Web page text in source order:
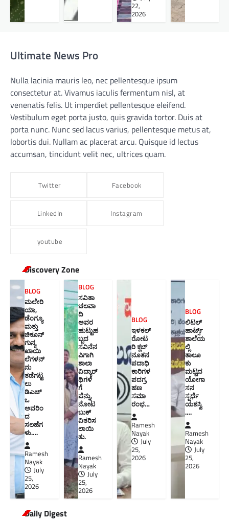
22,
2026
Ultimate News Pro
Nulla lacinia mauris leo, nec pellentesque ipsum
consectetur at. Vivamus iaculis fermentum nisl, at
venenatis felis. Ut imperdiet pellentesque eleifend.
Vestibulum eget porta justo, quis gravida tortor. Duis at
porta nunc. Nunc sed lacus varius, pellentesque metus at,
lobortis dui. Nullam ac placerat arcu. Quisque id lectus
accumsan, tincidunt velit nec, ultrices quam.
Twitter Facebook
LinkedIn Instagram
youtube
Discovery Zone
BLOG
ಮಲೇರಿ
ಯಾ,
ಡೆಂಗ್ಯೂ
ಮತ್ತು
ಚಿಕೂನ್
ಗುನ್ಯ
ಖಾಯಿ
ಲೆಗಳನ್
ನು
ತಡೆಗಟ್ಟ
ಲು
ಡಿಎಚ್‌
ಒ
ಅವರಿಂ
ದ
ಸಲಹೆಗ
ಳು….
Ramesh
Nayak
July
25,
2026
BLOG
ಸವಿತಾ
ಚಲವಾ
ದಿ
ಅವರ
ಹುಟ್ಟುಹ
ಬ್ಬದ
ಸವಿನೆನ
ಪಿಗಾಗಿ
ಶಾಲಾ
ವಿದ್ಯಾರ್
ಥಿಗಳಿ
ಗೆ
ಪೆನ್ನು,
ನೋಟ
ಬುಕ್
ವಿತರಿಸ
ಲಾಯಿ
ತು.
Ramesh
Nayak
July
25,
2026
BLOG
ಇಳಕಲ್
ರೋಟ
ರಿ ಕ್ಲಬ್
ನೂತನ‌
ಪದಾಧಿ
ಕಾರಿಗಳ
ಪದಗ್ರ
ಹಣ
ಸಮಾ
ರಂಭ…
Ramesh
Nayak
July
25,
2026
BLOG
ಲಿಟಲ್
ಹಾರ್ಟ್ಸ್
ಶಾಲೆಯ
ಲ್ಲಿ
ತಾಲೂ
ಕು
ಮಟ್ಟದ
ಯೋಗಾ
ಸನ
ಸ್ಪರ್ಧೆ
ಯಶಸ್ವಿ
….
Ramesh
Nayak
July
25,
2026
Daily Digest